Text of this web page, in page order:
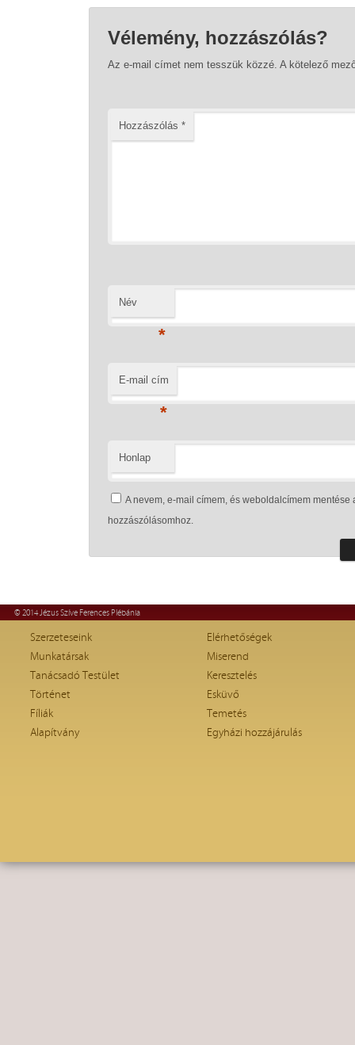
Vélemény, hozzászólás?
Az e-mail címet nem tesszük közzé. A kötelező
Hozzászólás *
Név
*
E-mail cím
*
Honlap
A nevem, e-mail címem, és weboldalcímem
hozzászólásomhoz.
© 2014 Jézus Szíve Ferences Plébánia
Szerzeteseink
Munkatársak
Tanácsadó Testület
Történet
Fíliák
Alapítvány
Elérhetőségek
Miserend
Keresztelés
Esküvő
Temetés
Egyházi hozzájárulás